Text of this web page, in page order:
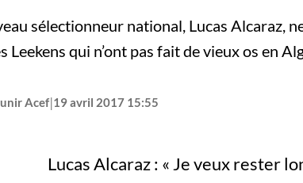
sélectionneur national, Lucas Alcaraz,
Leekens qui n’ont pas fait de vieux os en
Acef|19 avril 2017 15:55